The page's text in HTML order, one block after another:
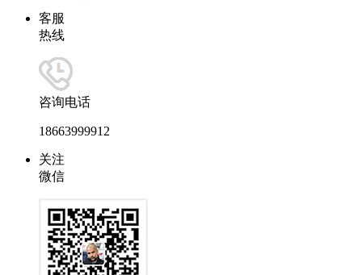
客服
热线
咨询电话
18663999912
关注
微信